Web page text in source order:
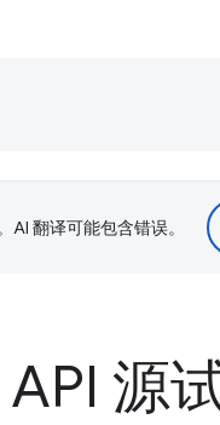
翻译可能包含错误。
源